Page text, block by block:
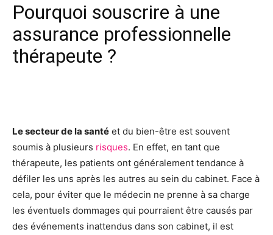
Pourquoi souscrire à une
assurance professionnelle
thérapeute ?
Le secteur de la santé et du bien-être est souvent
soumis à plusieurs risques. En effet, en tant que
thérapeute, les patients ont généralement tendance à
défiler les uns après les autres au sein du cabinet. Face à
cela, pour éviter que le médecin ne prenne à sa charge
les éventuels dommages qui pourraient être causés par
des événements inattendus dans son cabinet, il est